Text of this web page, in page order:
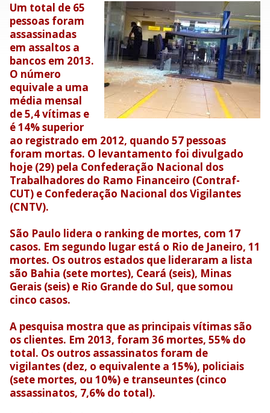
Um total de 65
pessoas foram
assassinadas
em assaltos a
bancos em 2013.
O número
equivale a uma
média mensal
de 5,4 vítimas e
é 14% superior
ao registrado em 2012, quando 57 pessoas
foram mortas. O levantamento foi divulgado
hoje (29) pela Confederação Nacional dos
Trabalhadores do Ramo Financeiro (Contraf-
CUT) e Confederação Nacional dos Vigilantes
(CNTV).
São Paulo lidera o ranking de mortes, com 17
casos. Em segundo lugar está o Rio de Janeiro, 11
mortes. Os outros estados que lideraram a lista
são Bahia (sete mortes), Ceará (seis), Minas
Gerais (seis) e Rio Grande do Sul, que somou
cinco casos.
A pesquisa mostra que as principais vítimas são
os clientes. Em 2013, foram 36 mortes, 55% do
total. Os outros assassinatos foram de
vigilantes (dez, o equivalente a 15%), policiais
(sete mortes, ou 10%) e transeuntes (cinco
assassinatos, 7,6% do total).